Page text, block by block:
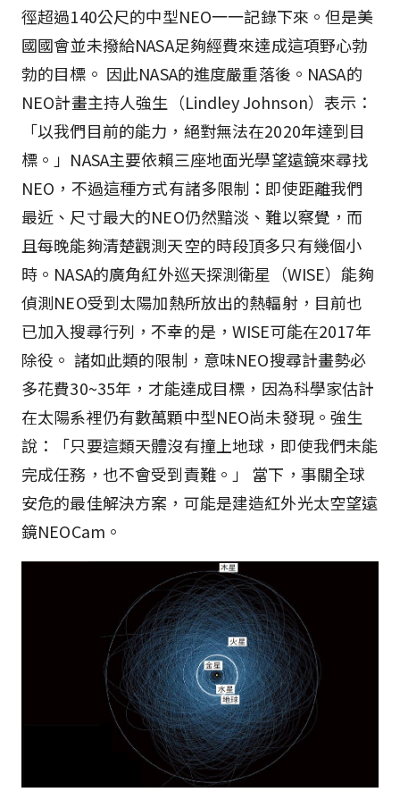
徑超過140公尺的中型NEO一一記錄下來。但是美
國國會並未撥給NASA足夠經費來達成這項野心勃
勃的目標。 因此NASA的進度嚴重落後。NASA的
NEO計畫主持人強生（Lindley Johnson）表示：
「以我們目前的能力，絕對無法在2020年達到目
標。」NASA主要依賴三座地面光學望遠鏡來尋找
NEO，不過這種方式有諸多限制：即使距離我們
最近、尺寸最大的NEO仍然黯淡、難以察覺，而
且每晚能夠清楚觀測天空的時段頂多只有幾個小
時。NASA的廣角紅外巡天探測衛星（WISE）能夠
偵測NEO受到太陽加熱所放出的熱輻射，目前也
已加入搜尋行列，不幸的是，WISE可能在2017年
除役。 諸如此類的限制，意味NEO搜尋計畫勢必
多花費30~35年，才能達成目標，因為科學家估計
在太陽系裡仍有數萬顆中型NEO尚未發現。強生
說：「只要這類天體沒有撞上地球，即使我們未能
完成任務，也不會受到責難。」 當下，事關全球
安危的最佳解決方案，可能是建造紅外光太空望遠
鏡NEOCam。